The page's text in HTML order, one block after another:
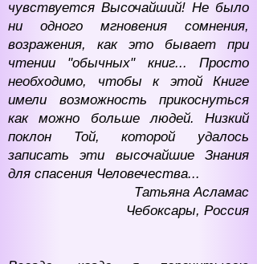
чувствуется Высочайший! Не было
ни одного мгновения сомнения,
возражения, как это бывает при
чтении "обычных" книг... Просто
необходимо, чтобы к этой Книге
имели возможность прикоснуться
как можно больше людей. Низкий
поклон Той, которой удалось
записать эти высочайшие Знания
для спасения Человечества...
Татьяна Асламас
Чебоксары, Россия